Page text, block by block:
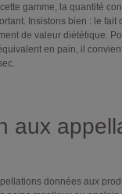
gamme, la quantité
Insistons bien : le fait
de valeur diététique.
en pain, il
aux
données aux